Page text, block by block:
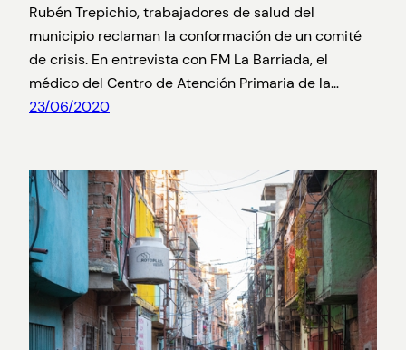
Rubén Trepichio, trabajadores de salud del
municipio reclaman la conformación de un comité
de crisis. En entrevista con FM La Barriada, el
médico del Centro de Atención Primaria de la…
23/06/2020